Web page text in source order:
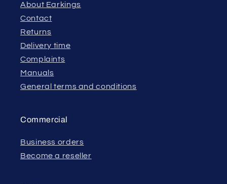
About Earkings
Contact
Returns
Delivery time
Complaints
Manuals
General terms and conditions
Commercial
Business orders
Become a reseller